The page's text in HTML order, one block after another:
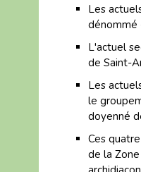
Les
dénommé
L'actuel
de Saint-
Les
le
doyenné
Ces
de la